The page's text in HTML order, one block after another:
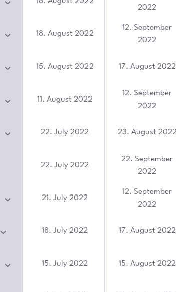
2022
18. August 2022
12. September
2022
15. August 2022 17. August 2022
11. August 2022
12. September
2022
22. July 2022 23. August 2022
22. July 2022
22. September
2022
21. July 2022
12. September
2022
18. July 2022 17. August 2022
15. July 2022 15. August 2022